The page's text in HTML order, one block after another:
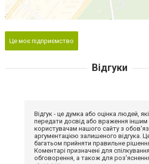
Це моє підприємство
Відгуки
Відгук - це думка або оцінка людей,
передати досвід або враження іншим
користувачам нашого сайту з
аргументацією залишеного відгука.
багатьом прийняти правильне
Коментарі призначені для
обговорення, а також для